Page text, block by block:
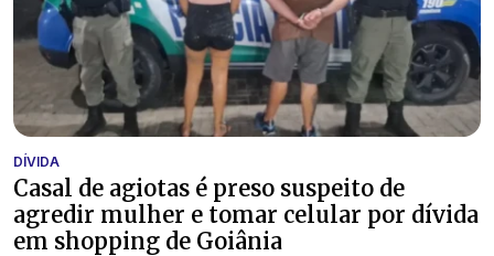
DÍVIDA
Casal de agiotas é preso suspeito de
agredir mulher e tomar celular por dívida
em shopping de Goiânia